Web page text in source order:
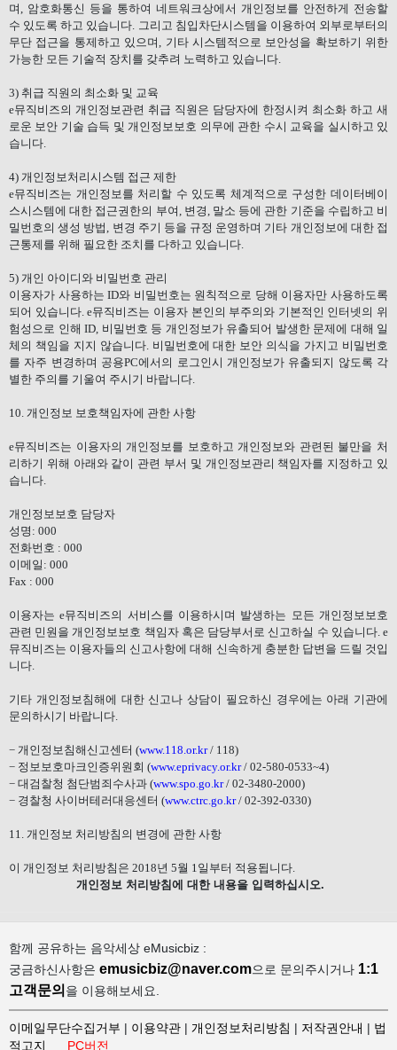
며, 암호화통신 등을 통하여 네트워크상에서 개인정보를 안전하게 전송할
수 있도록 하고 있습니다. 그리고 침입차단시스템을 이용하여 외부로부터의
무단 접근을 통제하고 있으며, 기타 시스템적으로 보안성을 확보하기 위한
가능한 모든 기술적 장치를 갖추려 노력하고 있습니다.
3) 취급 직원의 최소화 및 교육
e뮤직비즈의 개인정보관련 취급 직원은 담당자에 한정시켜 최소화 하고 새
로운 보안 기술 습득 및 개인정보보호 의무에 관한 수시 교육을 실시하고 있
습니다.
4) 개인정보처리시스템 접근 제한
e뮤직비즈는 개인정보를 처리할 수 있도록 체계적으로 구성한 데이터베이
스시스템에 대한 접근권한의 부여, 변경, 말소 등에 관한 기준을 수립하고 비
밀번호의 생성 방법, 변경 주기 등을 규정 운영하며 기타 개인정보에 대한 접
근통제를 위해 필요한 조치를 다하고 있습니다.
5) 개인 아이디와 비밀번호 관리
이용자가 사용하는 ID와 비밀번호는 원칙적으로 당해 이용자만 사용하도록
되어 있습니다. e뮤직비즈는 이용자 본인의 부주의와 기본적인 인터넷의 위
험성으로 인해 ID, 비밀번호 등 개인정보가 유출되어 발생한 문제에 대해 일
체의 책임을 지지 않습니다. 비밀번호에 대한 보안 의식을 가지고 비밀번호
를 자주 변경하며 공용PC에서의 로그인시 개인정보가 유출되지 않도록 각
별한 주의를 기울여 주시기 바랍니다.
10. 개인정보 보호책임자에 관한 사항
e뮤직비즈는 이용자의 개인정보를 보호하고 개인정보와 관련된 불만을 처
리하기 위해 아래와 같이 관련 부서 및 개인정보관리 책임자를 지정하고 있
습니다.
개인정보보호 담당자
성명 : 000
전화번호 : 000
이메일 : 000
Fax : 000
이용자는 e뮤직비즈의 서비스를 이용하시며 발생하는 모든 개인정보보호
관련 민원을 개인정보보호 책임자 혹은 담당부서로 신고하실 수 있습니다. e
뮤직비즈는 이용자들의 신고사항에 대해 신속하게 충분한 답변을 드릴 것입
니다.
기타 개인정보침해에 대한 신고나 상담이 필요하신 경우에는 아래 기관에
문의하시기 바랍니다.
− 개인정보침해신고센터 (www.118.or.kr/ 118)
− 정보보호마크인증위원회 (www.eprivacy.or.kr/ 02-580-0533~4)
− 대검찰청 첨단범죄수사과 (www.spo.go.kr/ 02-3480-2000)
− 경찰청 사이버테러대응센터 (www.ctrc.go.kr/ 02-392-0330)
11. 개인정보 처리방침의 변경에 관한 사항
이 개인정보 처리방침은 2018년 5월 1일부터 적용됩니다.
개인정보 처리방침에 대한 내용을 입력하십시오.
함께 공유하는 음악세상 eMusicbiz :
궁금하신사항은 emusicbiz@naver.com으로 문의주시거나 1:1
고객문의 을 이용해보세요.
이메일무단수집거부 이용약관 개인정보처리방침 저작권안내
법
적고지
PC버전